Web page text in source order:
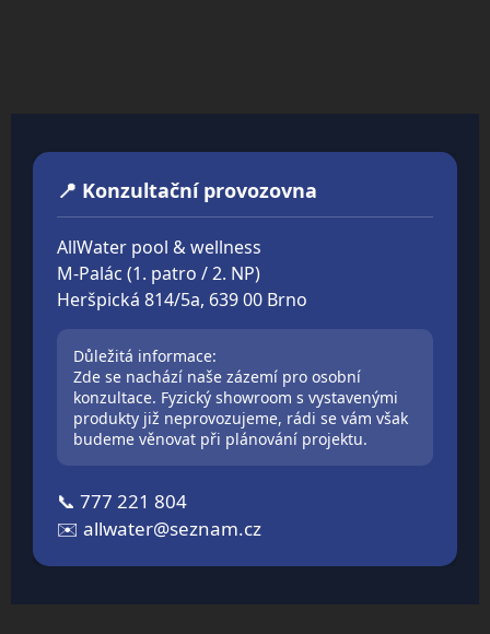
📍 Konzultační provozovna
AllWater pool & wellness
M-Palác (1. patro / 2. NP)
Heršpická 814/5a, 639 00 Brno
Důležitá informace:
Zde se nachází naše zázemí pro osobní
konzultace. Fyzický showroom s vystavenými
produkty již neprovozujeme, rádi se vám však
budeme věnovat při plánování projektu.
📞777 221 804
✉️allwater@seznam.cz